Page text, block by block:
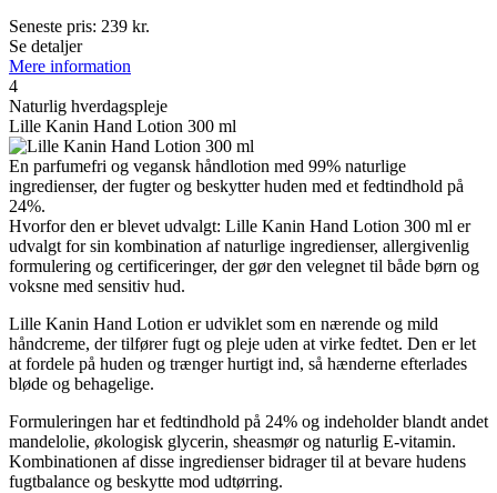
Seneste pris: 239 kr.
Se detaljer
Mere information
4
Naturlig hverdagspleje
Lille Kanin Hand Lotion 300 ml
En parfumefri og vegansk håndlotion med 99% naturlige
ingredienser, der fugter og beskytter huden med et fedtindhold på
24%.
Hvorfor den er blevet udvalgt: Lille Kanin Hand Lotion 300 ml er
udvalgt for sin kombination af naturlige ingredienser, allergivenlig
formulering og certificeringer, der gør den velegnet til både børn og
voksne med sensitiv hud.
Lille Kanin Hand Lotion er udviklet som en nærende og mild
håndcreme, der tilfører fugt og pleje uden at virke fedtet. Den er let
at fordele på huden og trænger hurtigt ind, så hænderne efterlades
bløde og behagelige.
Formuleringen har et fedtindhold på 24% og indeholder blandt andet
mandelolie, økologisk glycerin, sheasmør og naturlig E-vitamin.
Kombinationen af disse ingredienser bidrager til at bevare hudens
fugtbalance og beskytte mod udtørring.